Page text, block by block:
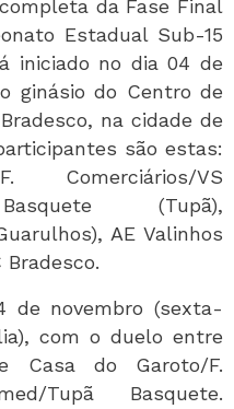
da Fase Final
Estadual Sub-15
iniciado no dia 04 de
ginásio do Centro de
na cidade de
são estas:
VS
(Tupã),
AE Valinhos
de novembro (sexta-
com o duelo entre
e Casa do Garoto/F.
Tupã Basquete.